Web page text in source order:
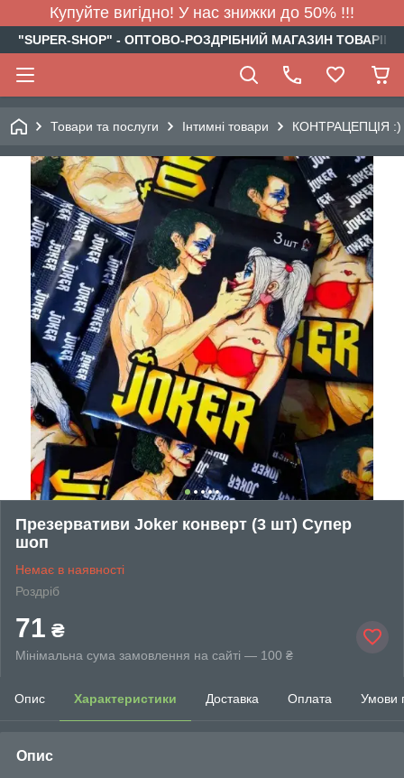
Купуйте вигідно! У нас знижки до 50% !!!
"SUPER-SHOP" - ОПТОВО-РОЗДРІБНИЙ МАГАЗИН
Товари та послуги Інтимні товари КОНТРАЦЕПЦІЯ :)
Презервативи Joker конверт (3 шт) Супер
шоп
Немає в наявності
Роздріб
71 ₴
Мінімальна сума замовлення на сайті — 100 ₴
Опис Характеристики Доставка Оплата Умови
Опис